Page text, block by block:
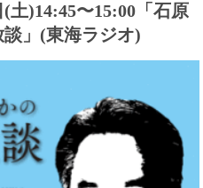
(土)14:45〜15:00「石原
」(東海ラジオ)